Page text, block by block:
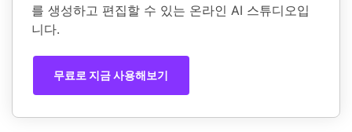
를 생성하고 편집할 수 있는 온라인 AI 스튜디오입
니다.
무료로 지금 사용해보기